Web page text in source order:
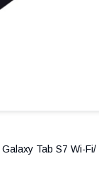
Tab S7 Wi-